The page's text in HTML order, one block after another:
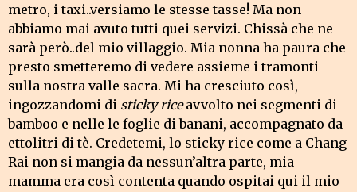
metro, i taxi..versiamo le stesse tasse! Ma non
abbiamo mai avuto tutti quei servizi. Chissà che ne
sarà però..del mio villaggio. Mia nonna ha paura che
presto smetteremo di vedere assieme i tramonti
sulla nostra valle sacra. Mi ha cresciuto così,
ingozzandomi di sticky riceavvolto nei segmenti di
bamboo e nelle le foglie di banani, accompagnato da
ettolitri di tè. Credetemi, lo sticky rice come a Chang
Rai non si mangia da nessun’altra parte, mia
mamma era così contenta quando ospitai qui il mio